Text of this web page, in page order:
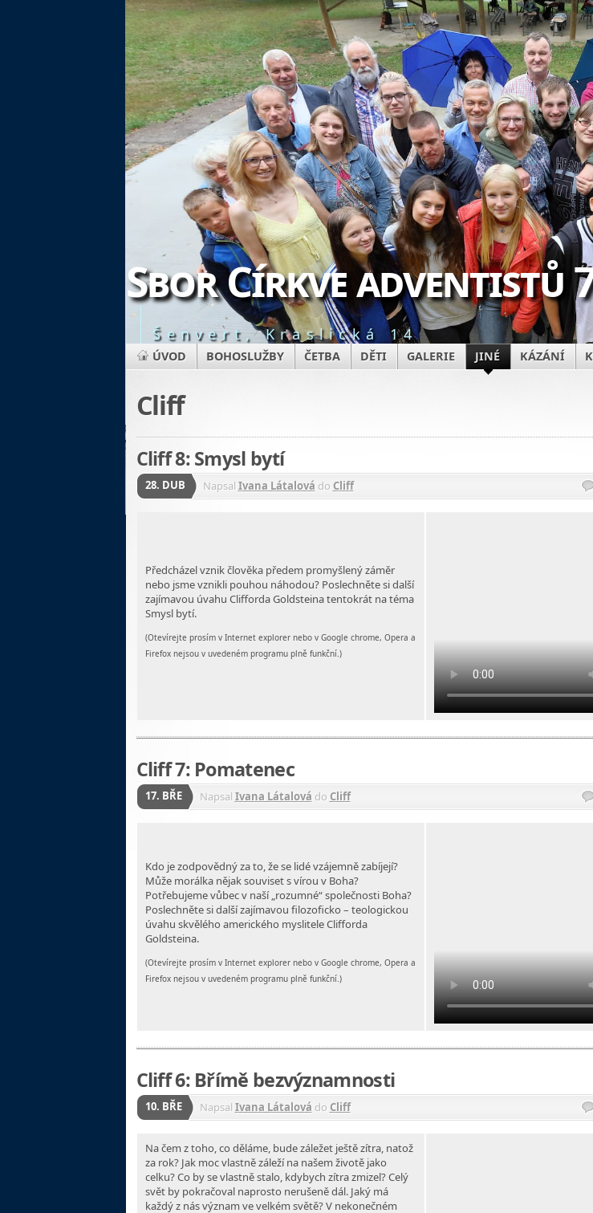
Sbor Církve adventistů
Šenvert, Kraslická 14
ÚVOD BOHOSLUŽBY ČETBA DĚTI GALERIE JINÉ KÁZÁNÍ
Cliff
Cliff 8: Smysl bytí
28. DUB Napsal Ivana Látalová do Cliff
Předcházel vznik člověka předem promyšlený záměr
nebo jsme vznikli pouhou náhodou? Poslechněte si další
zajímavou úvahu Clifforda Goldsteina tentokrát na téma
Smysl bytí.
(Otevírejte prosím v Internet explorer nebo v Google chrome, Opera a
Firefox nejsou v uvedeném programu plně funkční.)
Cliff 7: Pomatenec
17. BŘE Napsal Ivana Látalová do Cliff
Kdo je zodpovědný za to, že se lidé vzájemně zabíjejí?
Může morálka nějak souviset s vírou v Boha?
Potřebujeme vůbec v naší „rozumné“ společnosti Boha?
Poslechněte si další zajímavou filozoficko – teologickou
úvahu skvělého amerického myslitele Clifforda
Goldsteina.
(Otevírejte prosím v Internet explorer nebo v Google chrome, Opera a
Firefox nejsou v uvedeném programu plně funkční.)
Cliff 6: Břímě bezvýznamnosti
10. BŘE Napsal Ivana Látalová do Cliff
Na čem z toho, co děláme, bude záležet ještě zítra, natož
za rok? Jak moc vlastně záleží na našem životě jako
celku? Co by se vlastně stalo, kdybych zítra zmizel? Celý
svět by pokračoval naprosto nerušeně dál. Jaký má
každý z nás význam ve velkém světě? V nekonečném